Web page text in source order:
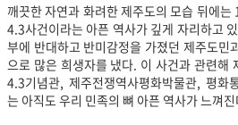
깨끗한 자연과 화려한 제주도의 모습 뒤에
4.3사건이라는 아픈 역사가 깊게 자리하고
부에 반대하고 반미감정을 가졌던 제주도민
으로 많은 희생자를 냈다. 이 사건과 관련해
4.3기념관, 제주전쟁역사평화박물관, 평화
는 아직도 우리 민족의 뼈 아픈 역사가 느껴진